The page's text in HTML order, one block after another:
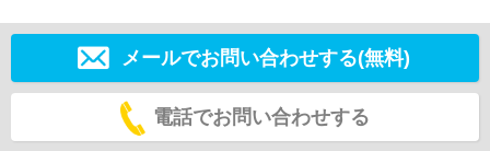
メールでお問い合わせする(無料)
電話でお問い合わせする